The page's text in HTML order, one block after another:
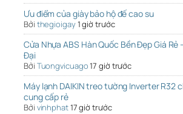
Ưu điểm của giày bảo hộ đế cao su
Bởi thegioigay1 giờ trước
Cửa Nhựa ABS Hàn Quốc Bền Đẹp Giá Rẻ
Đại
Bởi Tuongvicuago17 giờ trước
Máy lạnh DAIKIN treo tường Inverter R32
cung cấp rẻ
Bởi vinhphat17 giờ trước